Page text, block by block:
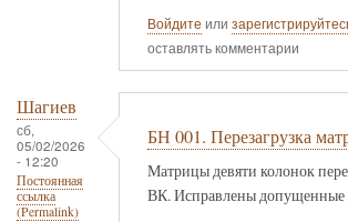
Войдите или
оставлять комментарии
Шагиев
сб,
05/02/2026
- 12:20
Постоянная
ссылка
(Permalink)
БН 001. Перезагрузка
Матрицы девяти колонок
ВК. Исправлены